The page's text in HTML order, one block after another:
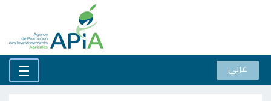
عربي